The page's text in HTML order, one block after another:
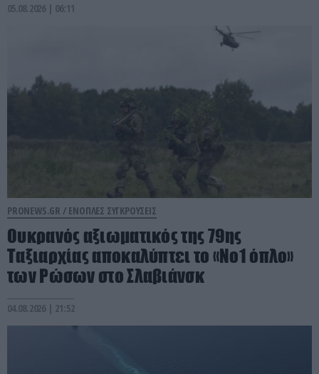
05.08.2026 | 06:11
PRONEWS.GR / ΕΝΟΠΛΕΣ ΣΥΓΚΡΟΥΣΕΙΣ
Ουκρανός αξιωματικός της 79ης
Ταξιαρχίας αποκαλύπτει το «Νο1 όπλο»
των Ρώσων στο Σλαβιάνσκ
04.08.2026 | 21:52